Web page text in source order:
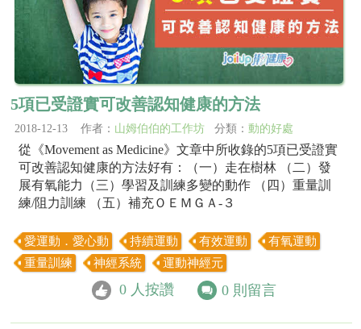
5項已受證實可改善認知健康的方法
2018-12-13 作者： 山姆伯伯的工作坊 分類： 動的好處
從《Movement as Medicine》文章中所收錄的5項已受證實
可改善認知健康的方法好有：（一）走在樹林 （二）發
展有氧能力（三）學習及訓練多變的動作 （四）重量訓
練/阻力訓練 （五）補充ＯＥＭＧＡ-３
愛運動．愛心動 持續運動 有效運動
有氧運動
重量訓練
神經系統 運動神經元
0 人按讚 0 則留言